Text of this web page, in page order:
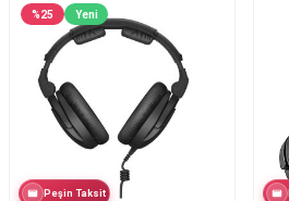
%25 Yeni
Peşin Taksit